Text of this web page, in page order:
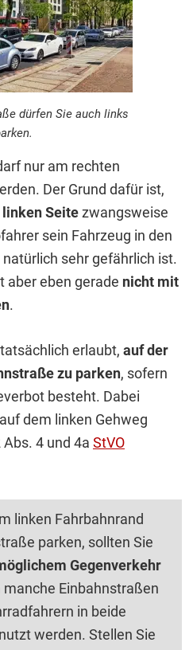
dürfen Sie auch links
nur am rechten
Der Grund dafür ist,
Seitezwangsweise
sein Fahrzeug in den
sehr gefährlich ist.
aber eben gerade nicht mit
.
erlaubt, auf der
zu parken, sofern
besteht. Dabei
dem linken Gehweg
4 und 4a StVO
linken Fahrbahnrand
parken, sollten Sie
Gegenverkehr
manche Einbahnstraßen
in beide
werden. Stellen Sie